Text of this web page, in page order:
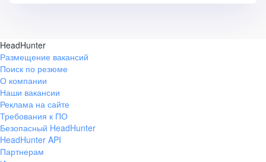
HeadHunter
Размещение вакансий
Поиск по резюме
О компании
Наши вакансии
Реклама на сайте
Требования к ПО
Безопасный HeadHunter
HeadHunter API
Партнерам